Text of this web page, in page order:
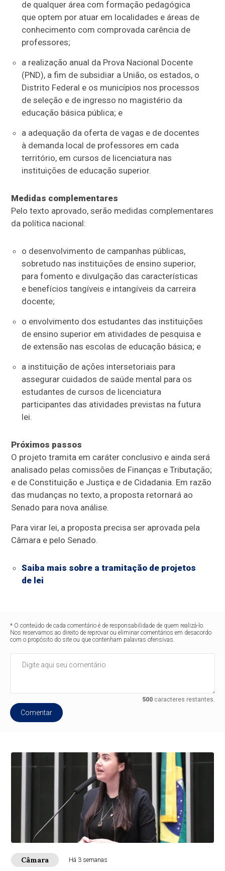
de qualquer área com formação pedagógica
que optem por atuar em localidades e áreas de
conhecimento com comprovada carência de
professores;
a realização anual da Prova Nacional Docente
(PND), a fim de subsidiar a União, os estados, o
Distrito Federal e os municípios nos processos
de seleção e de ingresso no magistério da
educação básica pública; e
a adequação da oferta de vagas e de docentes
à demanda local de professores em cada
território, em cursos de licenciatura nas
instituições de educação superior.
Medidas complementares
Pelo texto aprovado, serão medidas complementares
da política nacional:
o desenvolvimento de campanhas públicas,
sobretudo nas instituições de ensino superior,
para fomento e divulgação das características
e benefícios tangíveis e intangíveis da carreira
docente;
o envolvimento dos estudantes das instituições
de ensino superior em atividades de pesquisa e
de extensão nas escolas de educação básica; e
a instituição de ações intersetoriais para
assegurar cuidados de saúde mental para os
estudantes de cursos de licenciatura
participantes das atividades previstas na futura
lei.
Próximos passos
O projeto tramita em caráter conclusivo e ainda será
analisado pelas comissões de Finanças e Tributação;
e de Constituição e Justiça e de Cidadania. Em razão
das mudanças no texto, a proposta retornará ao
Senado para nova análise.
Para virar lei, a proposta precisa ser aprovada pela
Câmara e pelo Senado.
Saiba mais sobre a tramitação de projetos
de lei
* O conteúdo de cada comentário é de responsabilidade de quem realizá-lo.
Nos reservamos ao direito de reprovar ou eliminar comentários em desacordo
com o propósito do site ou que contenham palavras ofensivas.
500caracteres restantes.
Comentar
Câmara Há 3 semanas